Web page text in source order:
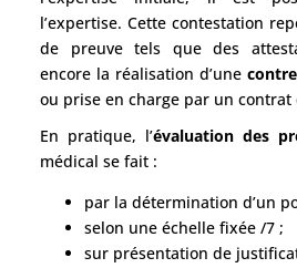
l’expertise. Cette contestation
de preuve tels que des
encore la réalisation d’une
ou prise en charge par un contrat
En pratique, l’évaluation des
médical se fait :
par la détermination d’un
selon une échelle fixée /7 ;
sur présentation de